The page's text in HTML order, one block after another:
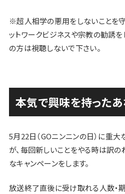
※超人相学の悪用をしないことを
ットワークビジネスや宗教の勧誘
の方は視聴しないで下さい。
本気で興味を持った
5月22日（GOニンニンの日）に重
が、毎回新しいことをやる時は訳
なキャンペーンをします。
放送終了直後に受け取れる人数・